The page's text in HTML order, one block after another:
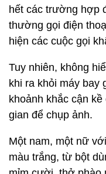
hết các trường hợp
thường gọi điện
hiện các cuộc gọi
Tuy nhiên, không
khi ra khỏi máy bay
khoảnh khắc cận
gian để chụp ảnh.
Một nam, một nữ
màu trắng, từ bột